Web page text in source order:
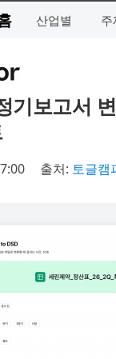
산업별 주
기보고서
출처: 토글캠